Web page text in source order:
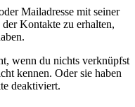
Mailadresse mit seiner
Kontakte zu erhalten,
wenn du nichts verknüpfst
kennen. Oder sie haben
deaktiviert.